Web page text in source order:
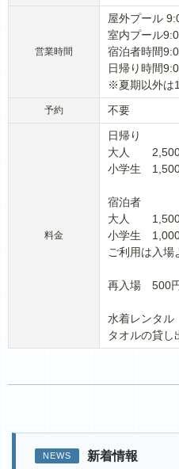
営業時間
屋外プール
室内プール
宿泊者時間
日帰り時間
※夏期以外は
予約 不要
料金
日帰り
大人 2,500
小学生 1,500
宿泊者
大人 1,500
小学生 1,000
ご利用は入場
再入場 500
水着レンタル
タオルの貸し
NEWS 新着情報